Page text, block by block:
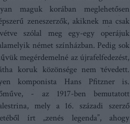
maguk korában meglehetősen
zeneszerzők, akiknek ma csak
szólal meg egy-egy operájuk
német színházban. Pedig sok
megérdemelné az újrafelfedezést,
koruk közönsége nem tévedett.
komponista Hans Pfitzner is.
- az 1917-ben bemutatott
mely a 16. századi szerző
írt „zenés legenda”, ahogy